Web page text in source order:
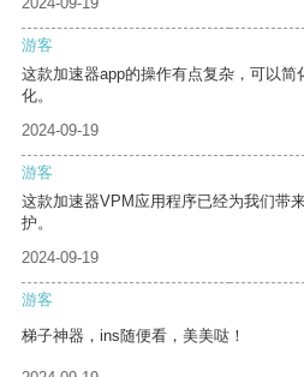
游客
这款加速器app的操作有点复杂，可以
化。
2024-09-19
游客
这款加速器VPM应用程序已经为我们带
护。
2024-09-19
游客
梯子神器，ins随便看，美美哒！